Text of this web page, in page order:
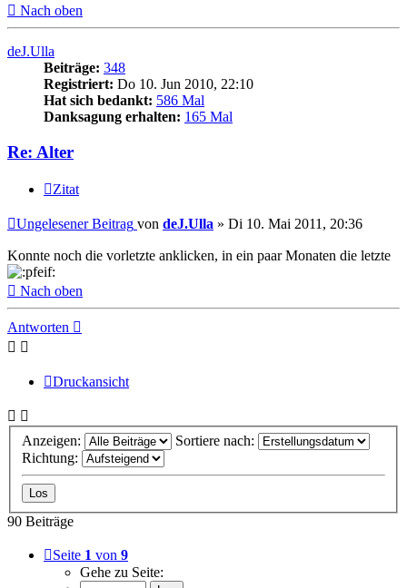
Nach oben
deJ.Ulla
Beiträge: 348
Registriert: Do 10. Jun 2010, 22:10
Hat sich bedankt: 586 Mal
Danksagung erhalten: 165 Mal
Re: Alter
Zitat
Ungelesener Beitrag von deJ.Ulla » Di 10. Mai 2011, 20:36
Konnte noch die vorletzte anklicken, in ein paar Monaten die letzte
Nach oben
Antworten
Druckansicht
Anzeigen:
Sortiere nach:
Richtung:
90 Beiträge
Seite 1 von 9
Gehe zu Seite: